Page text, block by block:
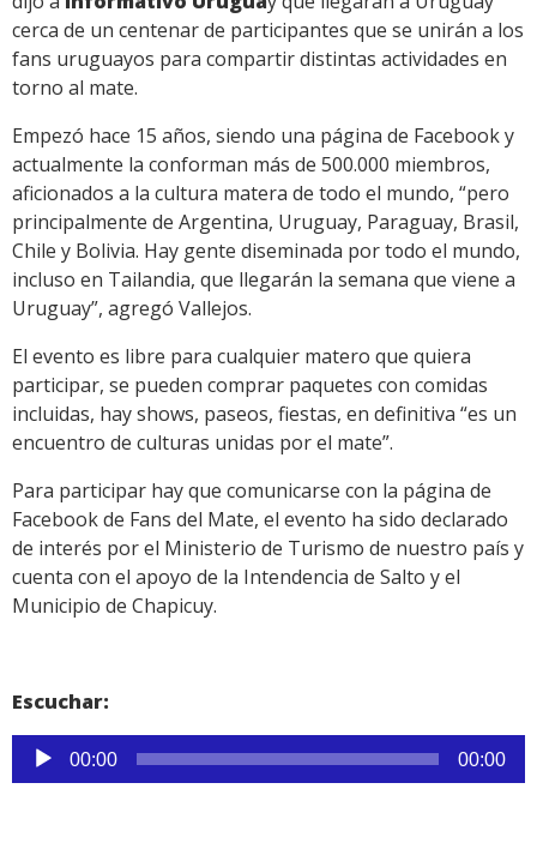
cerca de un centenar de participantes que se unirán a los
fans uruguayos para compartir distintas actividades en
torno al mate.
Empezó hace 15 años, siendo una página de Facebook y
actualmente la conforman más de 500.000 miembros,
aficionados a la cultura matera de todo el mundo, “pero
principalmente de Argentina, Uruguay, Paraguay, Brasil,
Chile y Bolivia. Hay gente diseminada por todo el mundo,
incluso en Tailandia, que llegarán la semana que viene a
Uruguay”, agregó Vallejos.
El evento es libre para cualquier matero que quiera
participar, se pueden comprar paquetes con comidas
incluidas, hay shows, paseos, fiestas, en definitiva “es un
encuentro de culturas unidas por el mate”.
Para participar hay que comunicarse con la página de
Facebook de Fans del Mate, el evento ha sido declarado
de interés por el Ministerio de Turismo de nuestro país y
cuenta con el apoyo de la Intendencia de Salto y el
Municipio de Chapicuy.
Escuchar:
Reproductor
de
00:00 00:00